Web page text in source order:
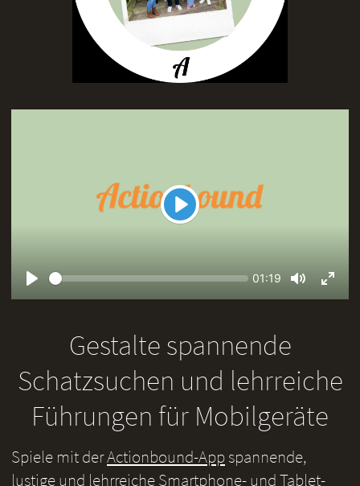
Play
Seek
Current
01:19
Mute
Gestalte spannende
Schatzsuchen und lehrreiche
Führungen für Mobilgeräte
Spiele mit derActionbound-Appspannende,
lustige und lehrreiche Smartphone- und Tablet-